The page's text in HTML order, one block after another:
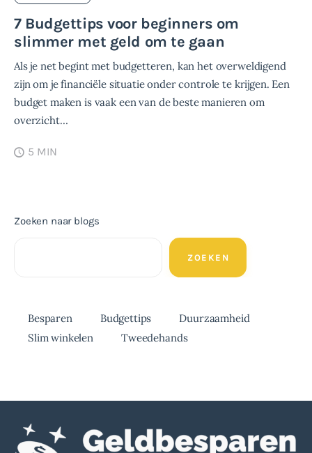
7 Budgettips voor beginners om
slimmer met geld om te gaan
Als je net begint met budgetteren, kan het overweldigend
zijn om je financiële situatie onder controle te krijgen. Een
budget maken is vaak een van de beste manieren om
overzicht…
5 MIN
Zoeken naar blogs
ZOEKEN
Besparen Budgettips
Duurzaamheid
Slim winkelen
Tweedehands